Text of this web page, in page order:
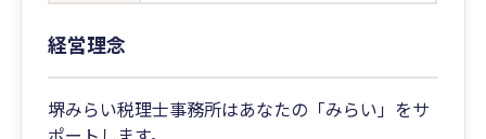
経営理念
堺みらい税理士事務所はあなたの「みらい」をサ